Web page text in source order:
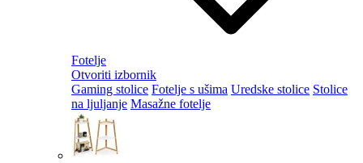
Fotelje
Otvoriti izbornik
Gaming stolice Fotelje s ušima Uredske stolice Stolice
na ljuljanje Masažne fotelje